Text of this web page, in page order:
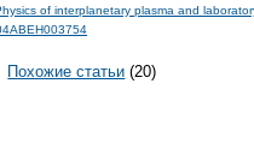
of interplanetary plasma and
Похожие статьи (20)